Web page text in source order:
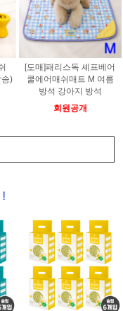
)
[도매]패리스독 셰프베어
쿨에어매쉬매트 M 여름
방석 강아지 방석
회원공개